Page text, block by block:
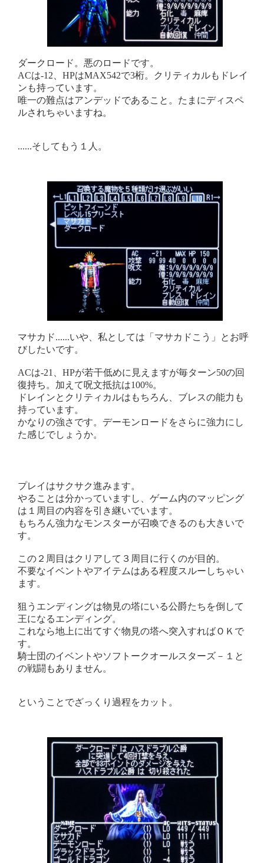
ダークロード。悪のロードです。
ACは-12、HPはMAX542で3桁。クリティカルもドレイ
ンも持っています。
唯一の難点はアンデッドであること。たまにディスペ
ルされちゃいますね。
......そしてもう１人。
マサカド......いや、私としては「マサカドこう」とお呼
びしたいです。
ACは-21、HPが若干低めに見えますが毎ターン50の回
復持ち。加えて呪文抵抗は100%。
ドレインとクリティカルはもちろん、ブレスの能力も
持っています。
かなりの強さです。デーモンロードをさらに強力にし
た感じでしょうか。
プレイはサクサク進みます。
やることは分かっていますし、ゲーム内のマッピング
は１周目の内容を引き継いでいます。
もちろん強力なモンスターが召喚できるのも大きいで
す。
この２周目はクリアして３周目に行くのが目的。
不要なイベントやアイテムはある程度スルーしちゃい
ます。
狙うエンディングは物見の塔にいる公爵たちを倒して
王になるエンディング。
これなら地上に出てすぐ物見の塔へ突入すればＯＫで
す。
騎士団のイベントやソフトークオールスターズ－１と
の戦闘もありません。
ということでざっくり過程をカット。